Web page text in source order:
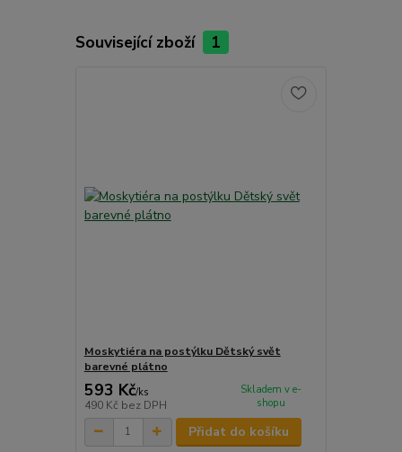
Související zboží 1
Moskytiéra na postýlku Dětský svět
barevné plátno
593 Kč/ks
490 Kč bez DPH
Skladem v e-
shopu
Přidat do košíku